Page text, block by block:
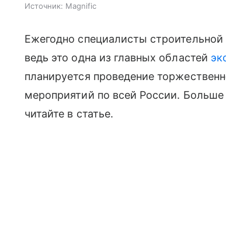
Источник: Magnific
Ежегодно специалисты
ведь это одна из главных областей
планируется проведение
мероприятий по всей России.
читайте в статье.